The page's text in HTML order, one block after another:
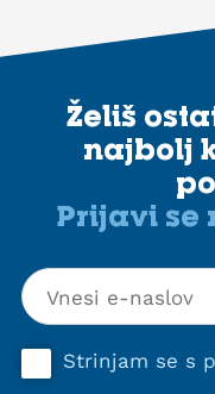
Želiš
najbolj
Prijavi se
Strinjam se s